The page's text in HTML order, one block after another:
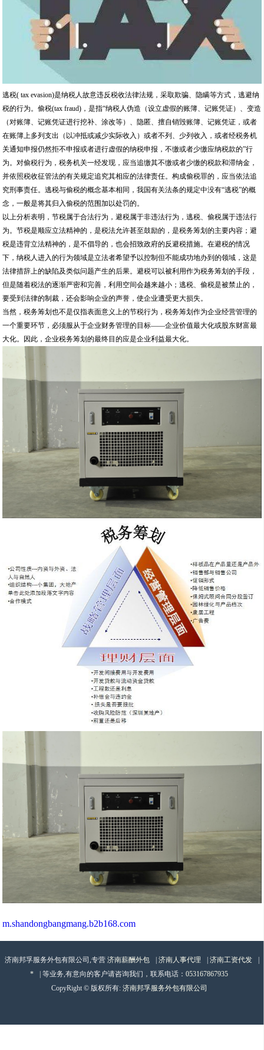
逃税( tax evasion)是纳税人故意违反税收法律法规，采取欺骗、隐瞒等方式，逃避纳
税的行为。偷税(tax fraud)，是指“纳税人伪造（设立虚假的账簿、记账凭证）、变造
（对账簿、记账凭证进行挖补、涂改等）、隐匿、擅自销毁账簿、记账凭证，或者
在账簿上多列支出（以冲抵或减少实际收入）或者不列、少列收入，或者经税务机
关通知申报仍然拒不申报或者进行虚假的纳税申报，不缴或者少缴应纳税款的”行
为。对偷税行为，税务机关一经发现，应当追缴其不缴或者少缴的税款和滞纳金，
并依照税收征管法的有关规定追究其相应的法律责任。构成偷税罪的，应当依法追
究刑事责任。逃税与偷税的概念基本相同，我国有关法条的规定中没有“逃税”的概
念，一般是将其归入偷税的范围加以处罚的。
以上分析表明，节税属于合法行为，避税属于非违法行为，逃税、偷税属于违法行
为。节税是顺应立法精神的，是税法允许甚至鼓励的，是税务筹划的主要内容；避
税是违背立法精神的，是不倡导的，也会招致政府的反避税措施。在避税的情况
下，纳税人进入的行为领域是立法者希望予以控制但不能成功地办到的领域，这是
法律措辞上的缺陷及类似问题产生的后果。避税可以被利用作为税务筹划的手段，
但是随着税法的逐渐严密和完善，利用空间会越来越小；逃税、偷税是被禁止的，
要受到法律的制裁，还会影响企业的声誉，使企业遭受更大损失。
当然，税务筹划也不是仅指表面意义上的节税行为，税务筹划作为企业经营管理的
一个重要环节，必须服从于企业财务管理的目标——企业价值最大化或股东财富最
大化。因此，企业税务筹划的最终目的应是企业利益最大化。
m.shandongbangmang.b2b168.com
济南邦孚服务外包有限公司,专营 济南薪酬外包 | 济南人事代理 | 济南工资代发
|
*
| 等业务,有意向的客户请咨询我们，联系电话： 053167867935
CopyRight © 版权所有: 济南邦孚服务外包有限公司